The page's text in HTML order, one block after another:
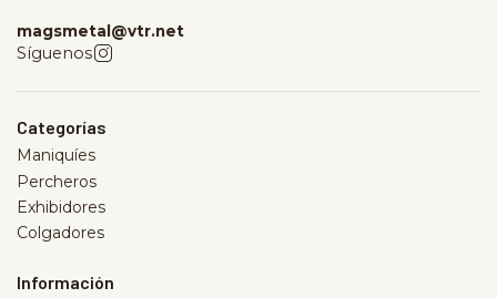
magsmetal@vtr.net
Síguenos
Categorías
Maniquíes
Percheros
Exhibidores
Colgadores
Información